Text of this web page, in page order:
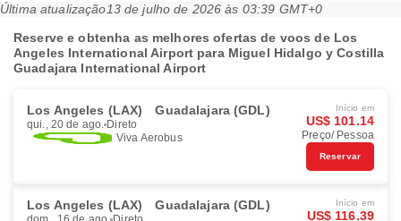
Última atualização13 de julho de 2026 às 03:39 GMT+0
Reserve e obtenha as melhores ofertas de voos de Los
Angeles International Airport para Miguel Hidalgo y Costilla
Guadajara International Airport
Los Angeles (LAX) Guadalajara (GDL)
qui., 20 de ago. Direto
Viva Aerobus
Início em
US$ 101.14
Preço/ Pessoa
Reservar
Los Angeles (LAX) Guadalajara (GDL) Início em
US$ 116.39